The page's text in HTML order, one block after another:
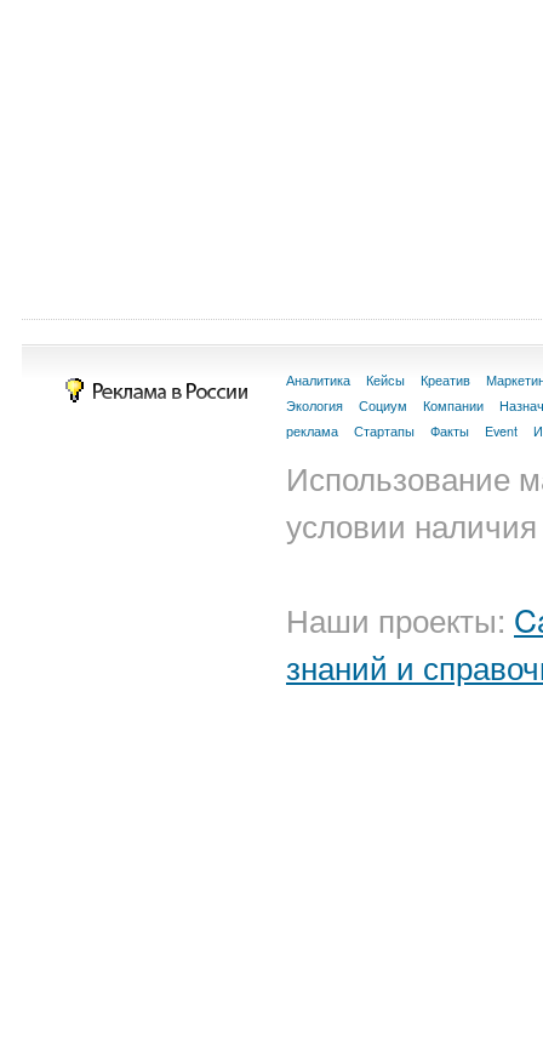
Аналитика Кейсы Креатив
Экология
Социум Компании
реклама
Стартапы Факты Event
Использование
условии
Наши проекты:
знаний и